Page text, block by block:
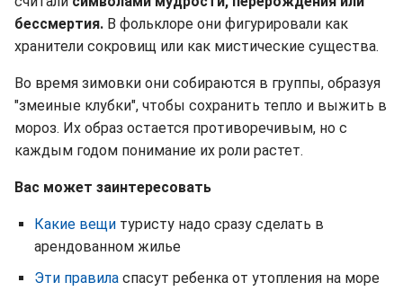
бессмертия. В фольклоре они фигурировали как
хранители сокровищ или как мистические существа.
Во время зимовки они собираются в группы, образуя
"змеиные клубки", чтобы сохранить тепло и выжить в
мороз. Их образ остается противоречивым, но с
каждым годом понимание их роли растет.
Вас может заинтересовать
Какие вещи туристу надо сразу сделать в
арендованном жилье
Эти правила спасут ребенка от утопления на море